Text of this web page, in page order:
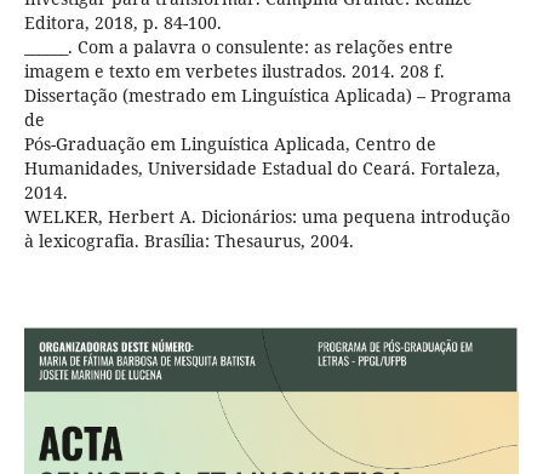
Editora, 2018, p. 84-100.
______. Com a palavra o consulente: as relações entre
imagem e texto em verbetes ilustrados. 2014. 208 f.
Dissertação (mestrado em Linguística Aplicada) – Programa
de
Pós-Graduação em Linguística Aplicada, Centro de
Humanidades, Universidade Estadual do Ceará. Fortaleza,
2014.
WELKER, Herbert A. Dicionários: uma pequena introdução
à lexicografia. Brasília: Thesaurus, 2004.